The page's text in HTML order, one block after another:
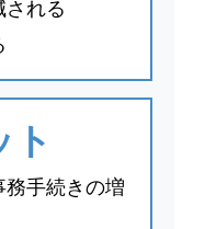
れる
ト
手続きの増